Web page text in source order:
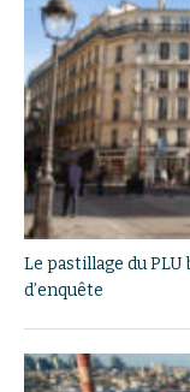
Le pastillage du
d’enquête